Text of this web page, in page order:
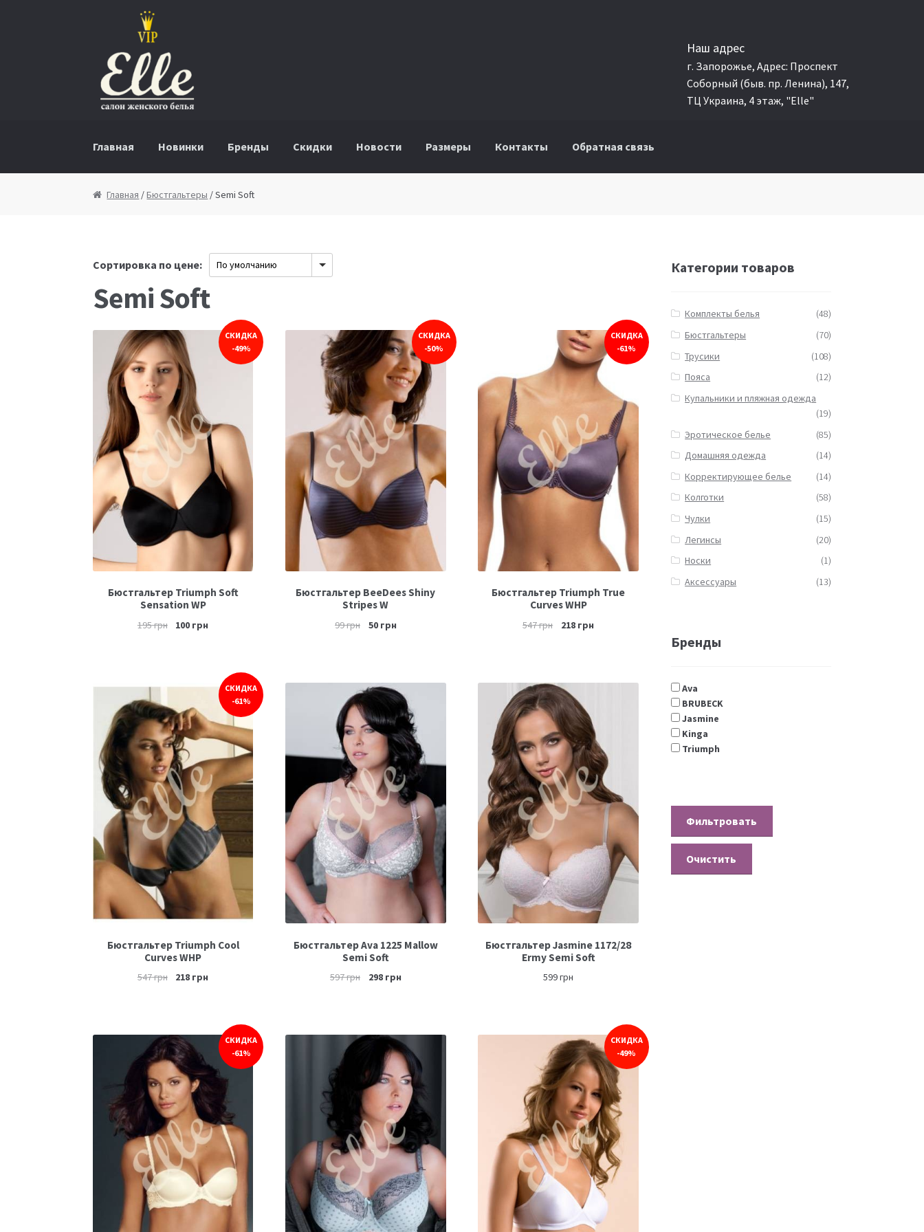
Наш адрес
г. Запорожье, Адрес: Проспект
Соборный (быв. пр. Ленина), 147,
ТЦ Украина, 4 этаж, "Elle"
Перейти к навигации
Перейти к содержимому
Главная Новинки Бренды Скидки Новости Размеры Контакты Обратная связь
Главная /Бюстгальтеры / Semi Soft
Сортировка по цене:
Semi Soft
Бюстгальтер Triumph Soft
Sensation WP
СКИДКА
-49%
195грн 100 грн
Бюстгальтер BeeDees Shiny
Stripes W
СКИДКА
-50%
99грн 50грн
Бюстгальтер Triumph True
Curves WHP
СКИДКА
-61%
547грн 218грн
Бюстгальтер Triumph Cool
Curves WHP
СКИДКА
-61%
547грн 218 грн
Бюстгальтер Ava 1225 Mallow
Semi Soft
597грн 298грн
Бюстгальтер Jasmine 1172/28
Ermy Semi Soft
599грн
СКИДКА
-61%
СКИДКА
-49%
Категории товаров
Комплекты белья
(48)
Бюстгальтеры
(70)
Трусики
(108)
Пояса
(12)
Купальники и пляжная одежда
(19)
Эротическое белье
(85)
Домашняя одежда
(14)
Корректирующее белье
(14)
Колготки
(58)
Чулки
(15)
Легинсы
(20)
Носки
(1)
Аксессуары
(13)
Бренды
Ava
BRUBECK
Jasmine
Kinga
Triumph
Очистить